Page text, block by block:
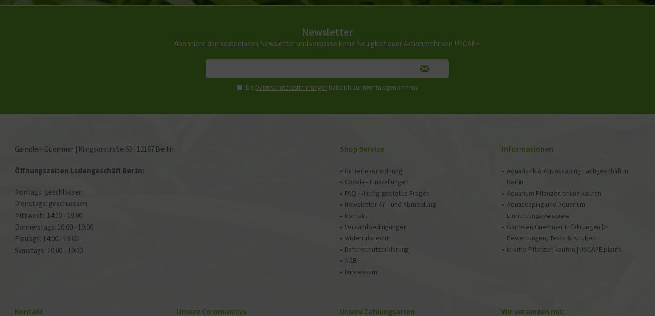
Newsletter
Abonniere den kostenlosen Newsletter und verpasse keine Neuigkeit oder Aktion mehr von USCAPE.
Die Datenschutzbestimmungen habe ich zur Kenntnis genommen.
Garnelen-Guemmer | Klingsorstraße 63 | 12167 Berlin
Öffnungszeiten Ladengeschäft Berlin:
Montags: geschlossen
Dienstags: geschlossen
Mittwoch: 14:00 - 19:00
Donnerstags: 10:00 - 19:00
Freitags: 14:00 - 19:00
Samstags: 10:00 - 19:00
Shop Service
Batterieverordnung
Cookie - Einstellungen
FAQ - Häufig gestellte Fragen
Newsletter An - und Abmeldung
Kontakt
Versandbedingungen
Widerrufsrecht
Datenschutzerklärung
AGB
Impressum
Informationen
Aquaristik & Aquascaping Fachgeschäft in
Berlin
Aquarium Pflanzen online kaufen
Aquascaping und Aquarium
Einrichtungsbeispiele
Garnelen Guemmer Erfahrungen ▷
Bewertungen, Tests & Kritiken
In vitro Pflanzen kaufen | USCAPE plants
Kontakt Unsere Communitys Unsere Zahlungsarten Wir versenden mit: